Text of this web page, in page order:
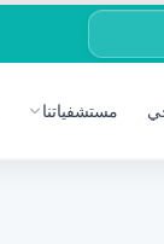
مستشفياتنا